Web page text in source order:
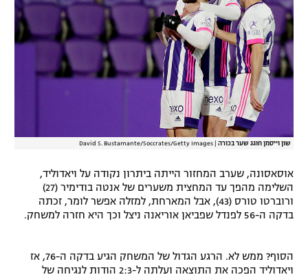
תגיות
המגזין
שון וייסמן חוגג שער בכורה David S. Bustamante/Soccrates/Getty Images
אוסאסונה, שערב המחזור הייתה ביתרון נקודה על ויאדוליד,
השלימה מהפך עד המחצית משערים של אנטה בודימיר (27)
ורוברטו טורס (43), אבל המארחת, למזלה אפשר לומר, זכתה
בדקה ה-56 לפנדל שפביאן אוריאנה ניצל וכך היא חזרה למשחק.
הסוף? ממש לא. הרגע הגדול של המשחק הגיע בדקה ה-76, אז
ויאדוליד הפכה את התוצאה ועלתה ל-2:3 הודות לנגיחה של